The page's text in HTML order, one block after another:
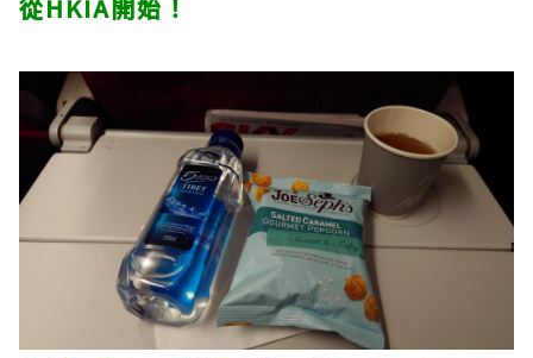
從HKIA開始！